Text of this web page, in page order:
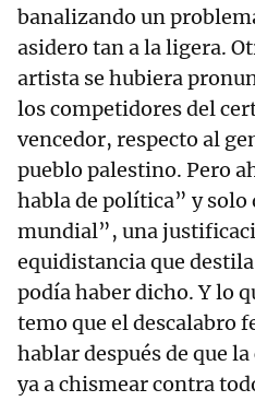
banalizando un
asidero tan a la ligera.
artista se hubiera
los competidores del
vencedor, respecto al
pueblo palestino. Pero
habla de política” y solo
mundial”, una
equidistancia que
podía haber dicho. Y lo
temo que el descalabro
hablar después de que
ya a chismear contra